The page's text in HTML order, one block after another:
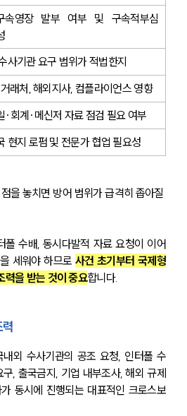
속영장 발부 여부 및 구속적부심
사기관 요구 범위가 적법한지
래처, 해외지사, 컴플라이언스 영향
·회계·메신저 자료 점검 필요 여부
현지 로펌 및 전문가 협업 필요성
을 놓치면 방어 범위가 급격히 좁아질
폴 수배, 동시다발적 자료 요청이 이어
세워야 하므로 사건 초기부터 국제형
력을 받는 것이 중요합니다.
내외 수사기관의 공조 요청, 인터폴 수
, 출국금지, 기업 내부조사, 해외 규제
동시에 진행되는 대표적인 크로스보